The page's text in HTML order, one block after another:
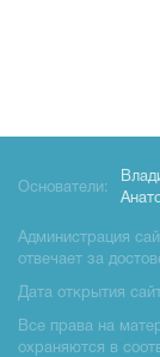
Основатели:
Администрация
отвечает за
Дата открытия
Все права на
охраняются в